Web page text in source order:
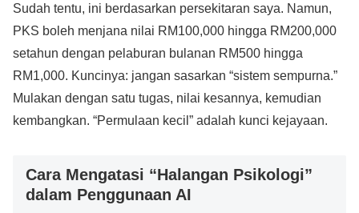
Sudah tentu, ini berdasarkan persekitaran saya. Namun,
PKS boleh menjana nilai RM100,000 hingga RM200,000
setahun dengan pelaburan bulanan RM500 hingga
RM1,000. Kuncinya: jangan sasarkan “sistem sempurna.”
Mulakan dengan satu tugas, nilai kesannya, kemudian
kembangkan. “Permulaan kecil” adalah kunci kejayaan.
Cara Mengatasi “Halangan Psikologi”
dalam Penggunaan AI